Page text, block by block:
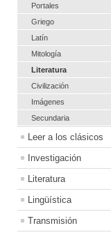
Portales
Griego
Latín
Mitología
Literatura
Civilización
Imágenes
Secundaria
Leer a los clásicos
Investigación
Literatura
Lingüística
Transmisión